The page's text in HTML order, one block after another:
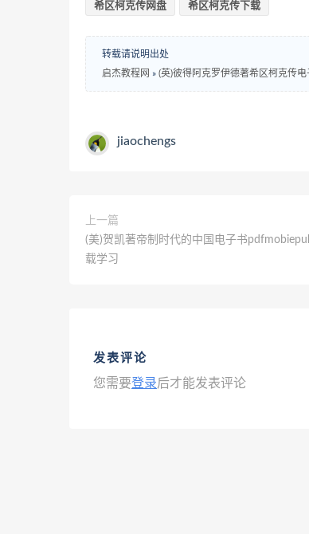
希区柯克传网盘 希区柯克传下载
转载请说明出处
启杰教程网 » (英)彼得阿克罗伊德著希区柯克传
jiaochengs
上一篇
(美)贺凯著帝制时代的中国电子书
载学习
发表评论
您需要登录后才能发表评论